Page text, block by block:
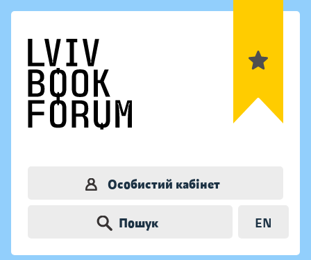
Особистий кабінет
Пошук EN